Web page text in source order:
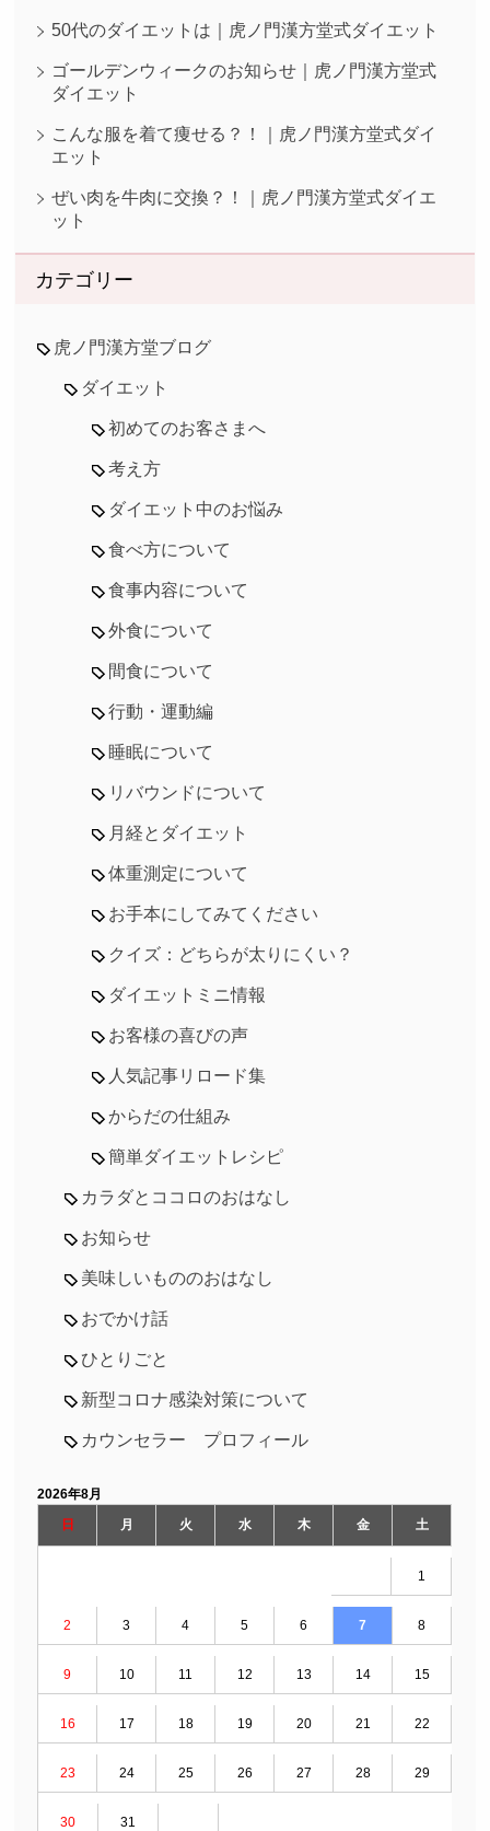
50代のダイエットは｜虎ノ門漢方堂式ダイエット
ゴールデンウィークのお知らせ｜虎ノ門漢方堂式
ダイエット
こんな服を着て痩せる？！｜虎ノ門漢方堂式ダイ
エット
ぜい肉を牛肉に交換？！｜虎ノ門漢方堂式ダイエ
ット
カテゴリー
虎ノ門漢方堂ブログ
ダイエット
初めてのお客さまへ
考え方
ダイエット中のお悩み
食べ方について
食事内容について
外食について
間食について
行動・運動編
睡眠について
リバウンドについて
月経とダイエット
体重測定について
お手本にしてみてください
クイズ：どちらが太りにくい？
ダイエットミニ情報
お客様の喜びの声
人気記事リロード集
からだの仕組み
簡単ダイエットレシピ
カラダとココロのおはなし
お知らせ
美味しいもののおはなし
おでかけ話
ひとりごと
新型コロナ感染対策について
カウンセラー プロフィール
2026年8月
日
月 火 水 木 金 土
1
2 3 4 5 6 7 8
9 10 11 12 13 14 15
16 17 18 19 20 21 22
23 24 25 26 27 28 29
30 31